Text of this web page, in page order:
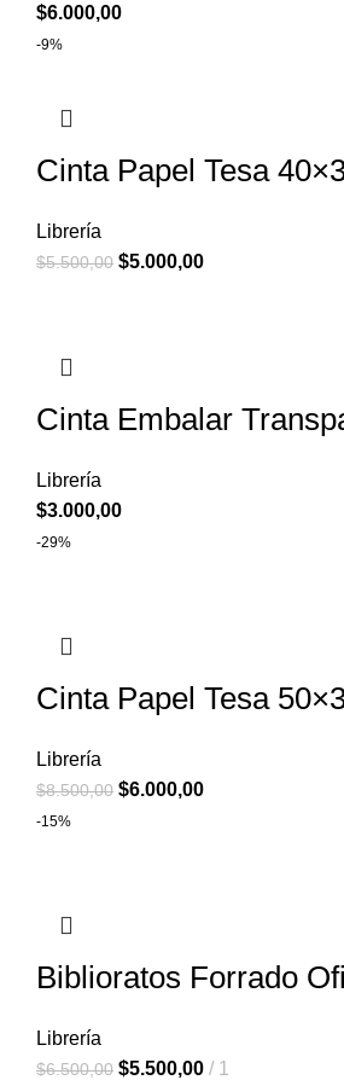
$6.000,00
-9%
Cinta Papel Tesa
Librería
$5.500,00 $5.000,00
Cinta Embalar
Librería
$3.000,00
-29%
Cinta Papel Tesa
Librería
$8.500,00 $6.000,00
-15%
Biblioratos Forrado
Librería
$6.500,00 $5.500,00 1